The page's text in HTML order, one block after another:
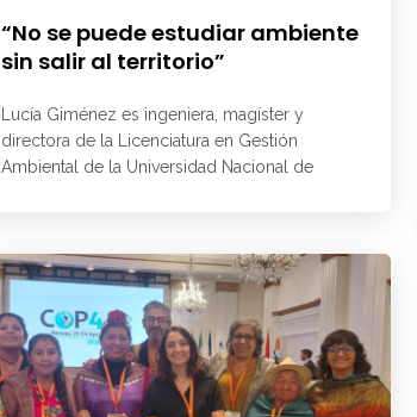
“No se puede estudiar ambiente
sin salir al territorio”
Lucía Giménez es ingeniera, magíster y
directora de la Licenciatura en Gestión
Ambiental de la Universidad Nacional de